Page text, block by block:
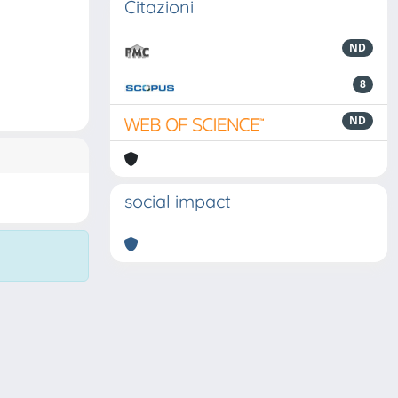
Citazioni
ND
8
ND
social impact